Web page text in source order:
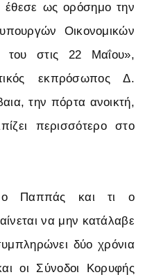
έθεσε ως ορόσημο την
Οικονομικών
του στις 22 Μαΐου»,
εκπρόσωπος Δ.
την πόρτα ανοικτή,
περισσότερο στο
Παππάς και τι ο
να μην κατάλαβε
δύο χρόνια
οι Σύνοδοι Κορυφής